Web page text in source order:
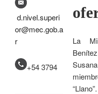
La
d.nivel.superi
or@mec.gob.a
r
+54 3794